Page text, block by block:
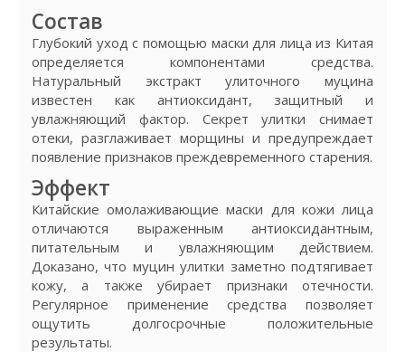
Состав
Глубокий уход с помощью маски для лица из Китая
определяется компонентами средства.
Натуральный экстракт улиточного муцина
известен как антиоксидант, защитный и
увлажняющий фактор. Секрет улитки снимает
отеки, разглаживает морщины и предупреждает
появление признаков преждевременного старения.
Эффект
Китайские омолаживающие маски для кожи лица
отличаются выраженным антиоксидантным,
питательным и увлажняющим действием.
Доказано, что муцин улитки заметно подтягивает
кожу, а также убирает признаки отечности.
Регулярное применение средства позволяет
ощутить долгосрочные положительные
результаты.